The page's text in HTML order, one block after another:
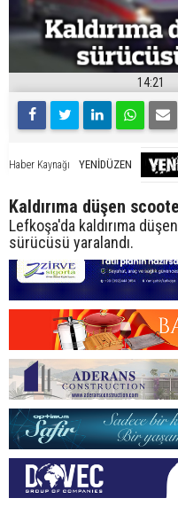
14:21
Haber Kaynağı YENİDÜZEN
Kaldırıma düşen
Lefkoşa'da kaldırıma
sürücüsü yaralandı.